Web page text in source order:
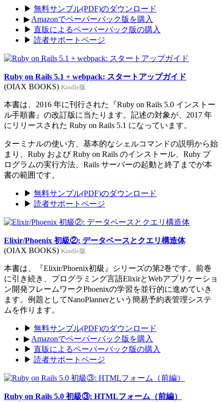
▶ 無料サンプル(PDF)のダウンロード
▶ Amazonでペーパーバック版を購入
▶ 直販によるペーパーバック版の購入
▶ 読者サポートページ
Ruby on Rails 5.1 + webpack: スタートアップガイド
(OIAX BOOKS) Kindle版
本書は、2016 年に刊行された『Ruby on Rails 5.0 インストー
ル手順書』の改訂版に当たります。記述の対象が、2017 年
にリリースされた Ruby on Rails 5.1 になっています。
ターミナルの使い方、基本的なシェルコマンドの説明から始
まり、Ruby および Ruby on Rails のインストール、Ruby プ
ログラムの実行方法、Rails サーバーの起動と終了までが本
書の範囲です。
▶ 無料サンプル(PDF)のダウンロード
▶ 読者サポートページ
Elixir/Phoenix 初級②: データベースとクエリ構造体
(OIAX BOOKS) Kindle版
本書は、『Elixir/Phoenix初級』シリーズの第2巻です。前巻
に引き続き、プログラミング言語ElixirとWebアプリケーショ
ン開発フレームワークPhoenixの学習を並行的に進めていき
ます。例題としてNanoPlannerという簡易予約表管理システ
ムを作ります。
▶ 無料サンプル(PDF)のダウンロード
▶ Amazonでペーパーバック版を購入
▶ 直販によるペーパーバック版の購入
▶ 読者サポートページ
Ruby on Rails 5.0 初級③: HTMLフォーム（前編）